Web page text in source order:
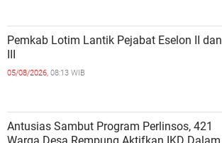
Pemkab Lotim Lantik Pejabat Eselon II dan
III
05/08/2026, 08:13 WIB
Antusias Sambut Program Perlinsos, 421